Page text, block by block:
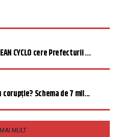
CYCLO cere Prefecturii ...
Schema de 7 mil...
MULT